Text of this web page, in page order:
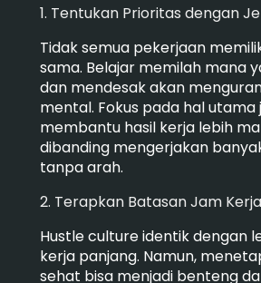
1. Tentukan Prioritas dengan
Tidak semua pekerjaan
sama. Belajar memilah mana
dan mendesak akan
mental. Fokus pada hal utama
membantu hasil kerja lebih
dibanding mengerjakan
tanpa arah.
2. Terapkan Batasan Jam Kerja
Hustle culture identik dengan
kerja panjang. Namun,
sehat bisa menjadi benteng